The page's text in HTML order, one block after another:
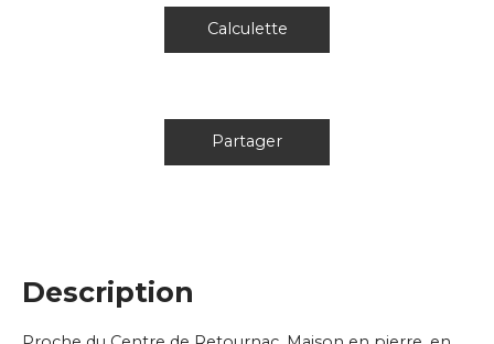
Calculette
Partager
Description